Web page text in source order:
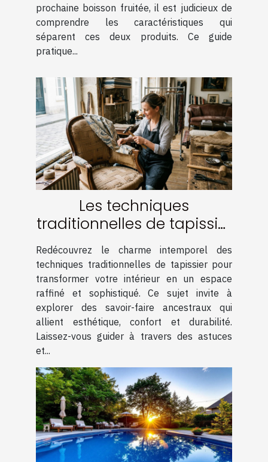
prochaine boisson fruitée, il est judicieux de
comprendre les caractéristiques qui
séparent ces deux produits. Ce guide
pratique...
Les techniques
traditionnelles de tapissier
pour un intérieur élégant
Redécouvrez le charme intemporel des
techniques traditionnelles de tapissier pour
transformer votre intérieur en un espace
raffiné et sophistiqué. Ce sujet invite à
explorer des savoir-faire ancestraux qui
allient esthétique, confort et durabilité.
Laissez-vous guider à travers des astuces
et...